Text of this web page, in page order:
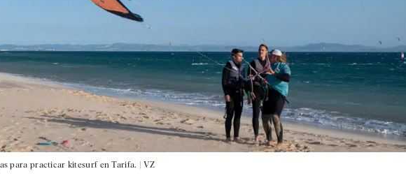
para practicar kitesurf en Tarifa. | VZ